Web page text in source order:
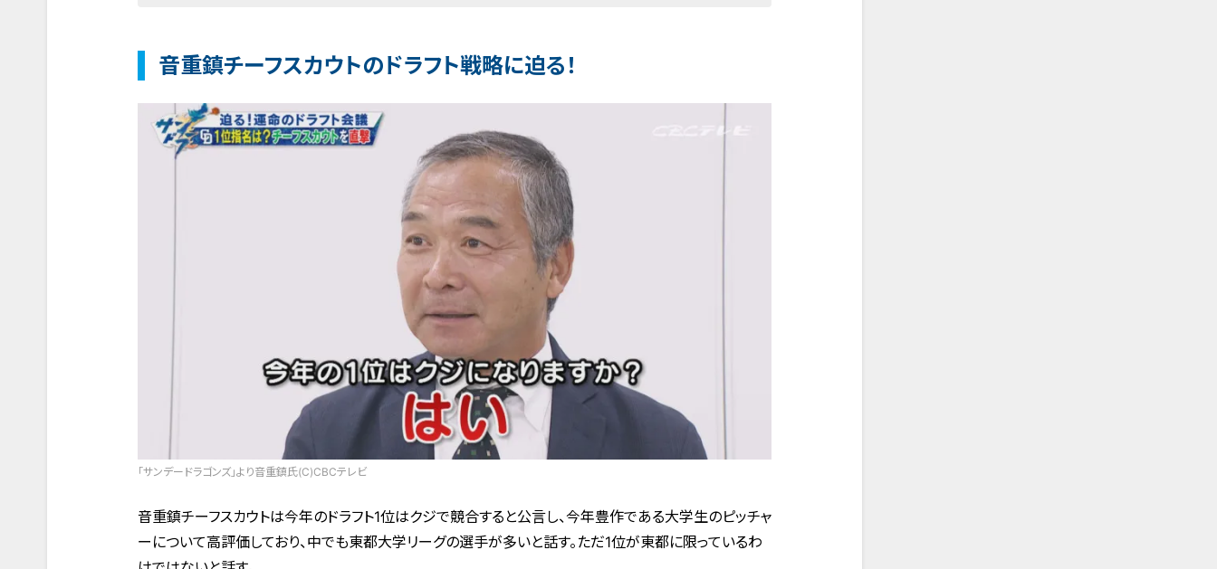
音重鎮チーフスカウトのドラフト戦略に迫る！
「サンデードラゴンズ」より音重鎮氏(C)CBCテレビ
音重鎮チーフスカウトは今年のドラフト1位はクジで競合すると公言し、今年豊作である大学生のピッチャ
ーについて高評価しており、中でも東都大学リーグの選手が多いと話す。ただ1位が東都に限っているわ